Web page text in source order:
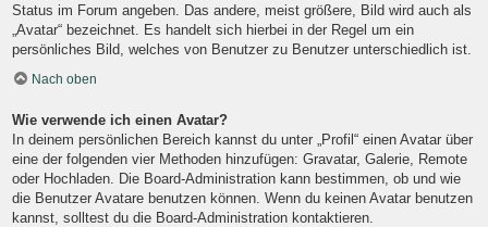
Status im Forum angeben. Das andere, meist größere, Bild wird auch als
„Avatar“ bezeichnet. Es handelt sich hierbei in der Regel um ein
persönliches Bild, welches von Benutzer zu Benutzer unterschiedlich ist.
Nach oben
Wie verwende ich einen Avatar?
In deinem persönlichen Bereich kannst du unter „Profil“ einen Avatar über
eine der folgenden vier Methoden hinzufügen: Gravatar, Galerie, Remote
oder Hochladen. Die Board-Administration kann bestimmen, ob und wie
die Benutzer Avatare benutzen können. Wenn du keinen Avatar benutzen
kannst, solltest du die Board-Administration kontaktieren.